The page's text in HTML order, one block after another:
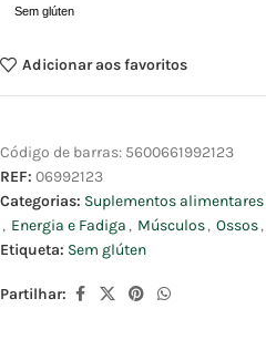
Sem glúten
Adicionar aos favoritos
Código de barras: 5600661992123
REF: 06992123
Categorias: Suplementos alimentares
, Energia e Fadiga , Músculos, Ossos,
Etiqueta: Sem glúten
Partilhar: